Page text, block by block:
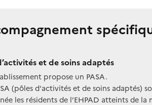
et de soins adaptés
propose un PASA.
(pôles d'activités et de soins adaptés)
les résidents de l’EHPAD atteints de